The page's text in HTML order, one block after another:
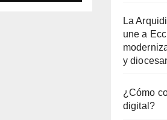
La
une a
y
¿Cómo
digital?